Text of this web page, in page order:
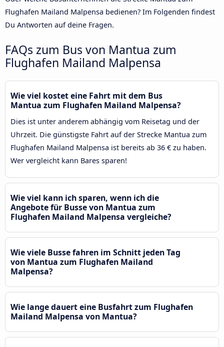
Flughafen Mailand Malpensa bedienen? Im Folgenden findest
Du Antworten auf deine Fragen.
FAQs zum Bus von Mantua zum
Flughafen Mailand Malpensa
Wie viel kostet eine Fahrt mit dem Bus
Mantua zum Flughafen Mailand Malpensa?
Dies ist unter anderem abhängig vom Reisetag und der
Uhrzeit. Die günstigste Fahrt auf der Strecke Mantua zum
Flughafen Mailand Malpensa ist bereits ab 36 € zu haben.
Wer vergleicht kann Bares sparen!
Wie viel kann ich sparen, wenn ich die
Angebote für Busse von Mantua zum
Flughafen Mailand Malpensa vergleiche?
Wie viele Busse fahren im Schnitt jeden Tag
von Mantua zum Flughafen Mailand
Malpensa?
Wie lange dauert eine Busfahrt zum Flughafen
Mailand Malpensa von Mantua?